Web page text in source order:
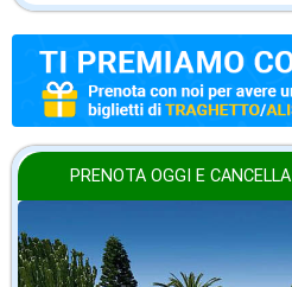
PRENOTA OGGI E CANCELLA
in offerta da